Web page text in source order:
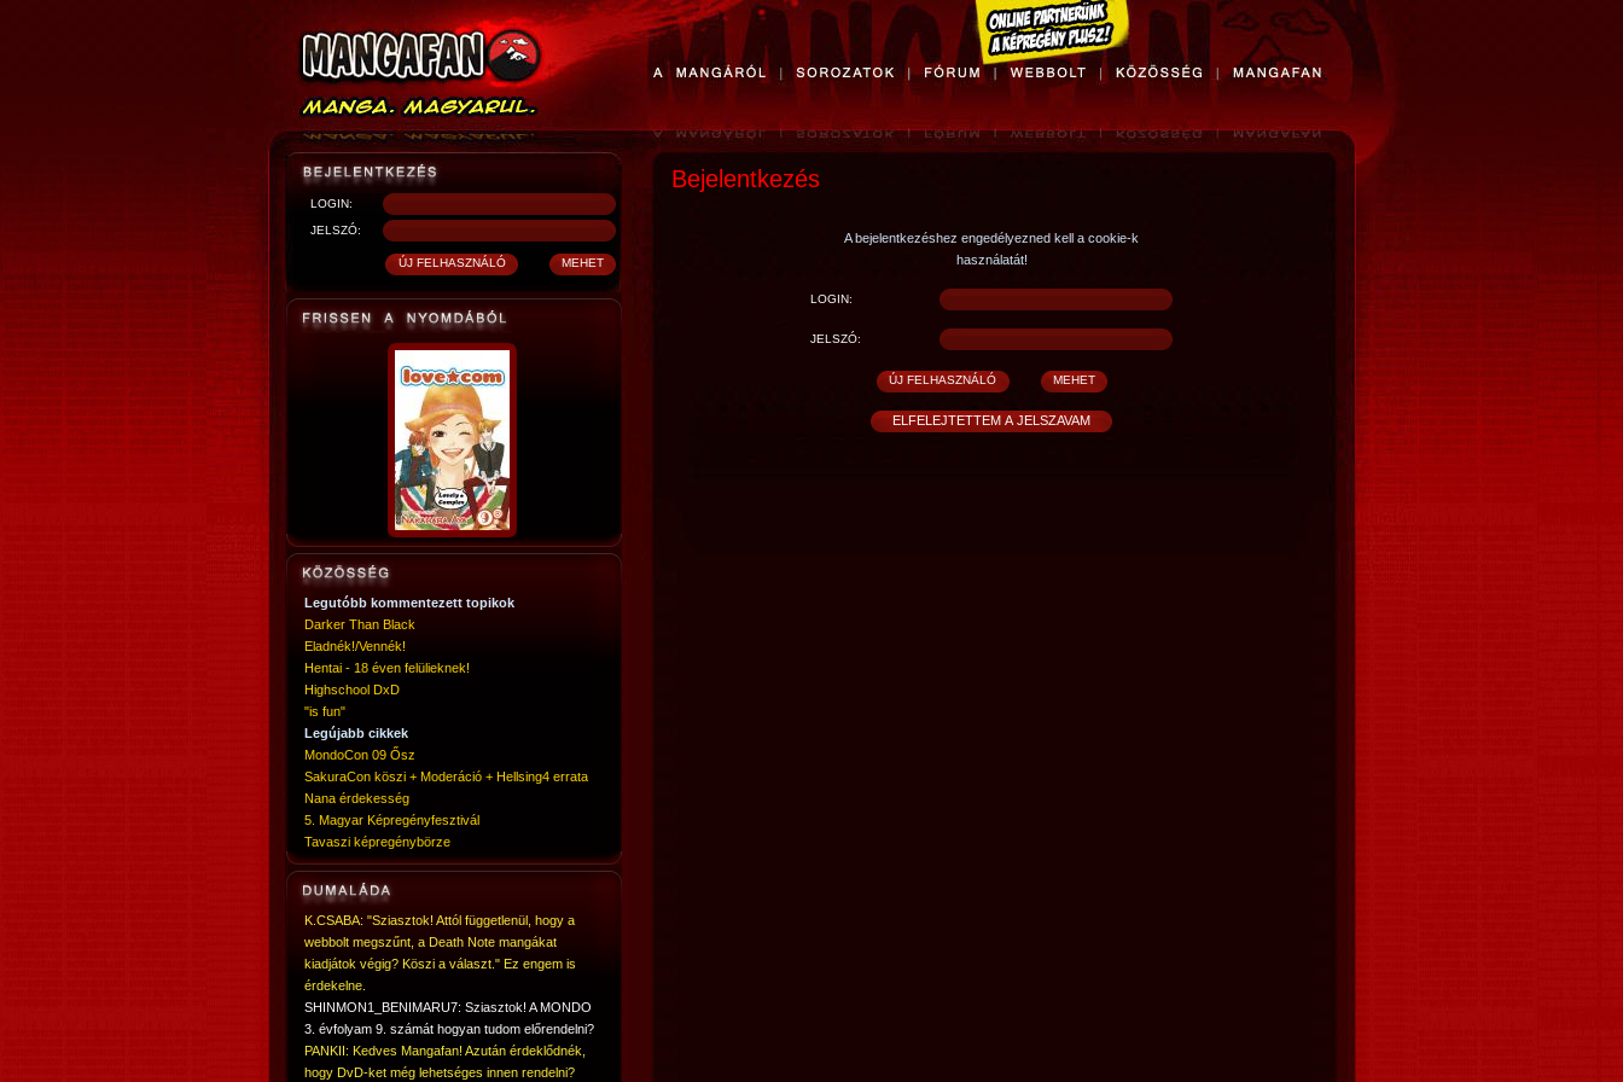
LOGIN:
JELSZÓ:
Legutóbb kommentezett topikok
Darker Than Black
Eladnék!/Vennék!
Hentai - 18 éven felülieknek!
Highschool DxD
"is fun"
Legújabb cikkek
MondoCon 09 Ősz
SakuraCon köszi + Moderáció + Hellsing4 errata
Nana érdekesség
5. Magyar Képregényfesztivál
Tavaszi képregénybörze
K.CSABA: "Sziasztok! Attól függetlenül, hogy a
webbolt megszűnt, a Death Note mangákat
kiadjátok végig? Köszi a választ." Ez engem is
érdekelne.
SHINMON1_BENIMARU7: Sziasztok! A MONDO
3. évfolyam 9. számát hogyan tudom előrendelni?
PANKII: Kedves Mangafan! Azután érdeklődnék,
hogy DvD-ket még lehetséges innen rendelni?
Bejelentkezés
A bejelentkezéshez engedélyezned kell a cookie-k
használatát!
LOGIN:
JELSZÓ: